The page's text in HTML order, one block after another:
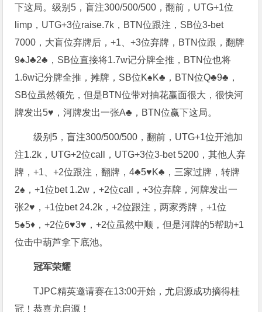
下这局。级别5，盲注300/500/500，翻前，UTG+1位
limp，UTG+3位raise.7k，BTN位跟注，SB位3-bet
7000，大盲位弃牌后，+1、+3位弃牌，BTN位跟，翻牌
9♠️J♣️2♣️，SB位直接将1.7w记分牌全推，BTN位也将
1.6w记分牌全推，摊牌，SB位K♠️K♣️，BTN位Q♣️9♣️，
SB位虽然领先，但是BTN位带对抽花赢面很大，很快河
牌发出5♥️，河牌发出一张A♣️，BTN位赢下这局。
级别5，盲注300/500/500，翻前，UTG+1位开池加
注1.2k，UTG+2位call，UTG+3位3-bet 5200，其他人弃
牌，+1、+2位跟注，翻牌，4♣️5♥️K♣️，三家过牌，转牌
2♠️，+1位bet 1.2w，+2位call，+3位弃牌，河牌发出一
张2♥️，+1位bet 24.2k，+2位跟注，两家秀牌，+1位
5♠️5♦️，+2位6♥️3♥️，+2位虽然中顺，但是河牌的5帮助+1
位击中葫芦拿下底池。
冠军荣耀
TJPC精英邀请赛在13:00开始，尤启源成功摘得桂
冠！恭喜尤启源！